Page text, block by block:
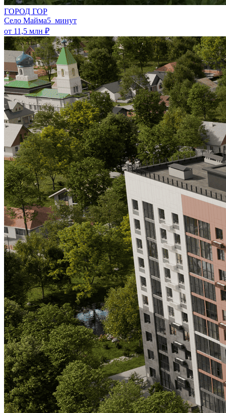
ГОРОД ГОР
Село Майма5 минут
от 11,5 млн ₽